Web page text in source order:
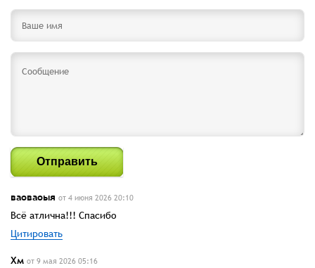
Отправить
ваоваоыя от 4 июня 2026 20:10
Всё атлична!!! Спасибо
Цитировать
Хм от 9 мая 2026 05:16